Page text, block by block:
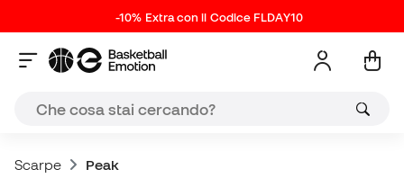
-10% Extra con il Codice FLDAY10
Scarpe Peak